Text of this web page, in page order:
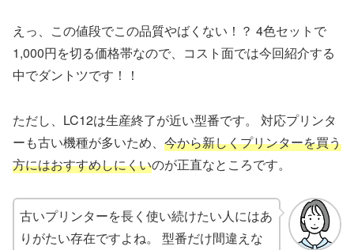
えっ、この値段でこの品質やばくない！？ 4色セットで
1,000円を切る価格帯なので、コスト面では今回紹介する
中でダントツです！！
ただし、LC12は生産終了が近い型番です。 対応プリンタ
ーも古い機種が多いため、 今から新しくプリンターを買う
方にはおすすめしにくいのが正直なところです。
古いプリンターを長く使い続けたい人にはあ
りがたい存在ですよね。 型番だけ間違えな